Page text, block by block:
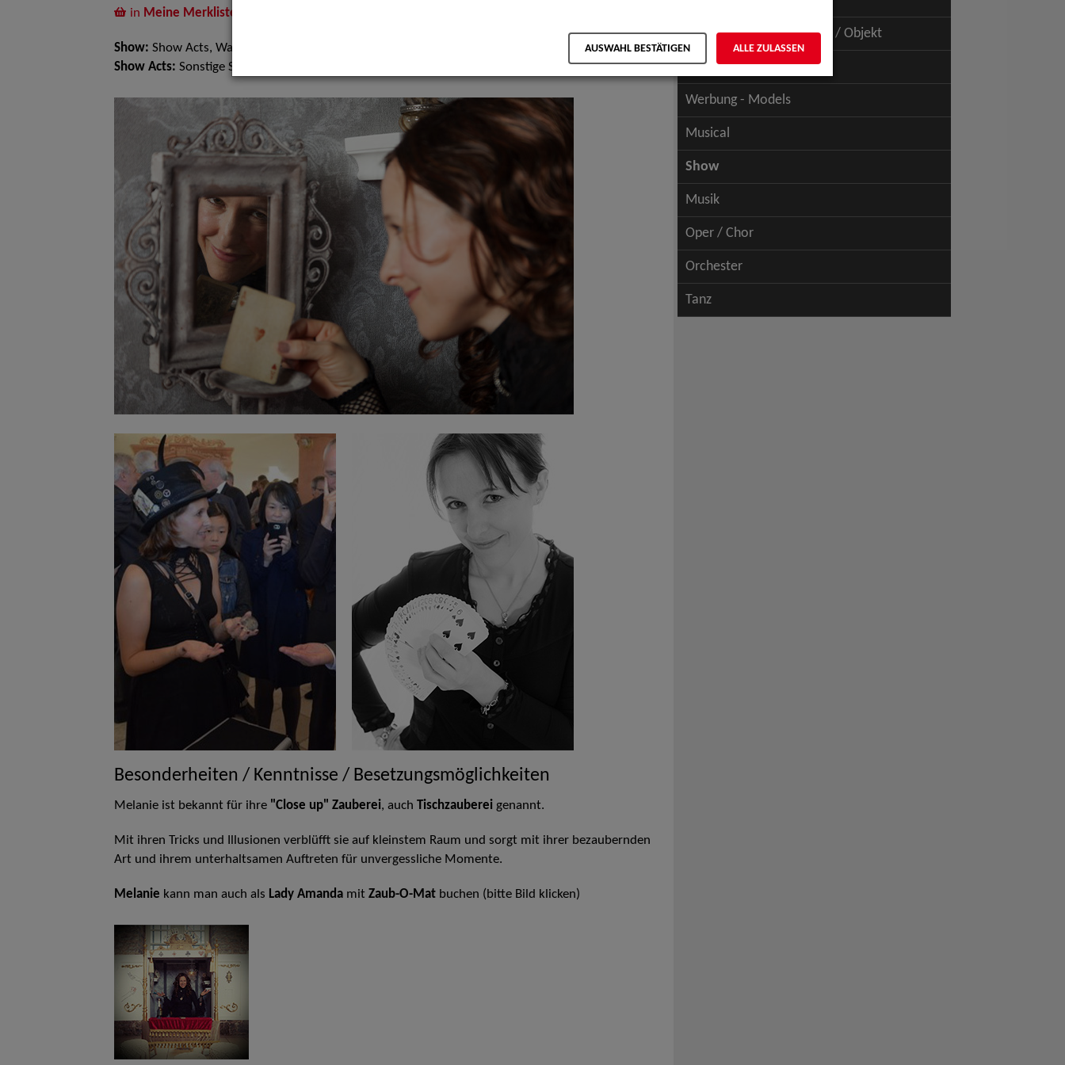
in Meine Merkliste
Show: Show Acts, Walk Acts Animation
Show Acts: Sonstige Shows, Zauberei
Besonderheiten / Kenntnisse / Besetzungsmöglichkeiten
Melanie ist bekannt für ihre "Close up" Zauberei, auch Tischzauberei genannt.
Mit ihren Tricks und Illusionen verblüfft sie auf kleinstem Raum und sorgt mit ihrer bezaubernden
Art und ihrem unterhaltsamen Auftreten für unvergessliche Momente.
Melanie kann man auch als Lady Amanda mit Zaub-O-Mat buchen (bitte Bild klicken)
Schauspiel - Figur / Puppe / Objekt
Werbung - Talents
Werbung - Models
Musical
Show
Musik
Oper / Chor
Orchester
Tanz
AUSWAHL BESTÄTIGEN ALLE ZULASSEN